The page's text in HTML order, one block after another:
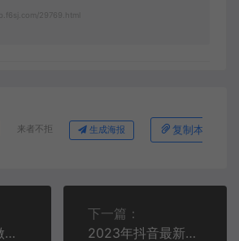
29769.html
来者不拒 生成海报 复制本文链接
宋老师·AI闪电做课法，用AI帮你7天做出爆款课，10秒出课纲，3分钟出课稿，还比你自己写得好
下一篇：
2023年抖音最新最火爆弹幕互动游戏–裂变大作战 【开播教程+起号教程+兔费对接报白+一对一咨询服务+直播间搭建指导】